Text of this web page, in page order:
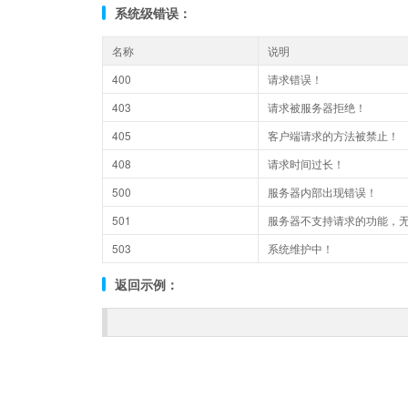
系统级错误：
名称
说明
400
请求错误！
403
请求被服务器拒绝！
405
客户端请求的方法被禁止！
408
请求时间过长！
500
服务器内部出现错误！
501
服务器不支持请求的功能，
503
系统维护中！
返回示例：